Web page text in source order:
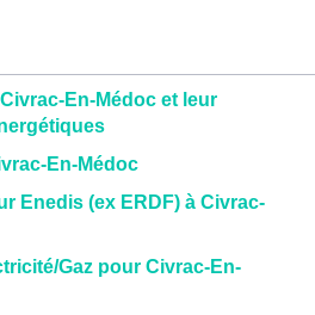
En-Médoc et leur
En-Médoc
Enedis (ex ERDF) à Civrac-
Gaz pour Civrac-En-